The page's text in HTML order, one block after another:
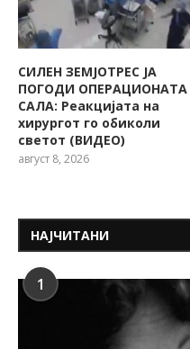
СИЛЕН ЗЕМЈОТРЕС ЈА
ПОГОДИ ОПЕРАЦИОНАТА
САЛА: Реакцијата на
хирургот го обиколи
светот (ВИДЕО)
август 8, 2026
НАЈЧИТАНИ
1